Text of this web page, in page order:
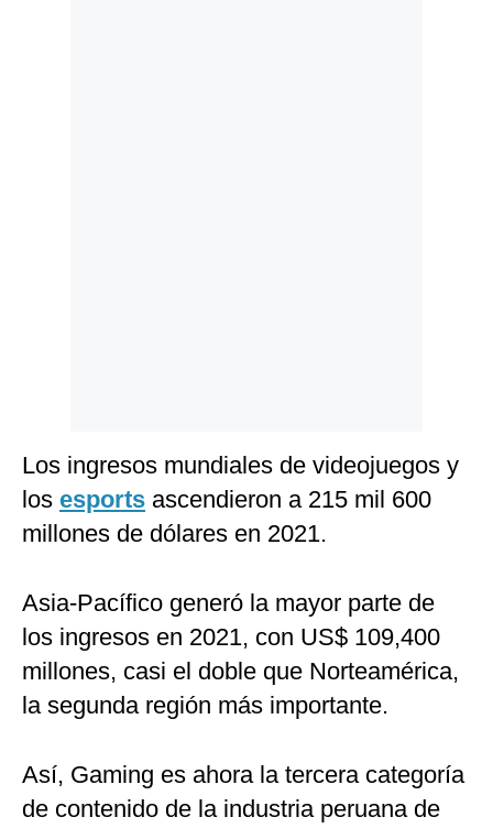
Los ingresos mundiales de videojuegos y
los esports ascendieron a 215 mil 600
millones de dólares en 2021.
Asia-Pacífico generó la mayor parte de
los ingresos en 2021, con US$ 109,400
millones, casi el doble que Norteamérica,
la segunda región más importante.
Así, Gaming es ahora la tercera categoría
de contenido de la industria peruana de